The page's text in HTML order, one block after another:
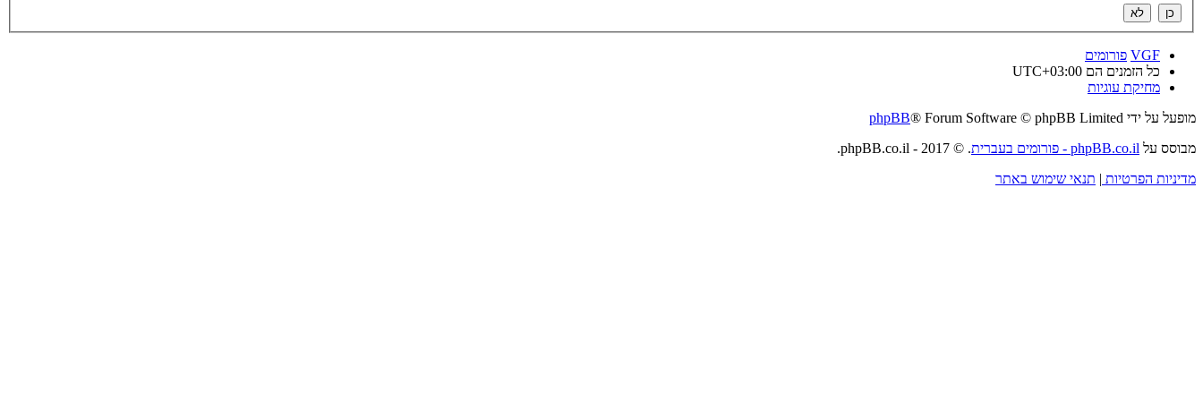
VGF פורומים
כל הזמנים הם UTC+03:00
מחיקת עוגיות
מופעל על ידי
phpBB® Forum Software © phpBB Limited
מבוסס על phpBB.co.il - פורומים בעברית
. © 2017 - phpBB.co.il.
מדיניות הפרטיות | תנאי שימוש באתר